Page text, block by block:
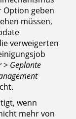
Option geben
müssen,
verweigerten
> Geplante
wenn
mehr von